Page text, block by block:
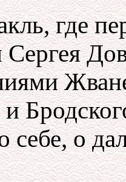
где
себе, о